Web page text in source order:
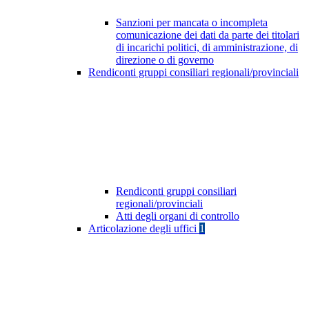
Sanzioni per mancata o incompleta
comunicazione dei dati da parte dei titolari
di incarichi politici, di amministrazione, di
direzione o di governo
Rendiconti gruppi consiliari regionali/provinciali
Rendiconti gruppi consiliari
regionali/provinciali
Atti degli organi di controllo
Articolazione degli uffici 1